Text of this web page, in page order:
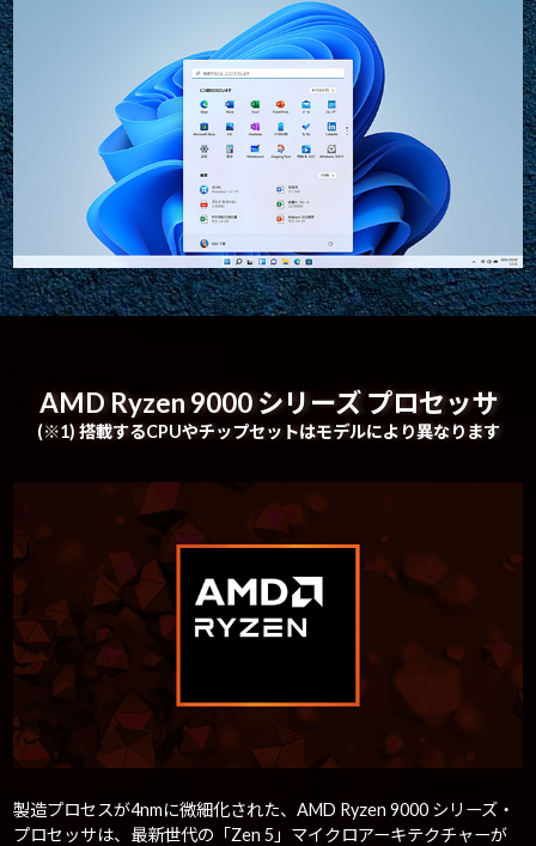
AMD Ryzen 9000 シリーズ プロセッサ
(※1) 搭載するCPUやチップセットはモデルにより異なります
製造プロセスが4nmに微細化された、AMD Ryzen 9000 シリーズ・
プロセッサは、最新世代の「Zen 5」マイクロアーキテクチャーが